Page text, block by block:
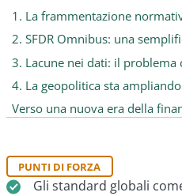
1. La frammentazione
2. SFDR Omnibus: una
3. Lacune nei dati: il problema
4. La geopolitica sta
Verso una nuova era della
PUNTI DI FORZA
Gli standard globali